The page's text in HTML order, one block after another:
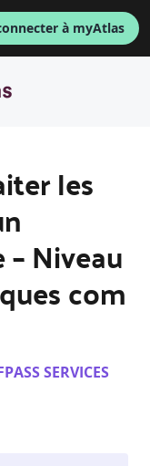
à myAtlas
les
Niveau
com
SERVICES